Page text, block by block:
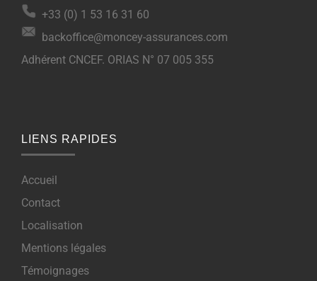
+33 (0) 1 53 16 31 60
backoffice@moncey-assurances.com
Adhérent CNCEF. ORIAS N° 07 005 355
LIENS RAPIDES
Accueil
Contact
Localisation
Mentions légales
Témoignages